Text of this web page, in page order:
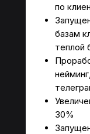
по
базам
теплой
30%